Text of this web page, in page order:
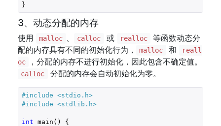
3、动态分配的内存
使用 malloc 、 calloc 或 realloc
等函数动态分
配的内存具有不同的初始化行为，
malloc 和
reall
oc
，分配的内存不进行初始化，因此包含不确定值。
calloc 分配的内存会自动初始化为零。
#include <stdio.h>
#include <stdlib.h>
int main() {